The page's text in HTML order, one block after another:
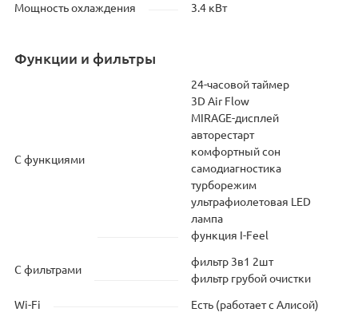
Мощность охлаждения 3.4 кВт
Функции и фильтры
С функциями
24-часовой таймер
3D Air Flow
MIRAGE-дисплей
авторестарт
комфортный сон
самодиагностика
турборежим
ультрафиолетовая LED
лампа
функция I-Feel
С фильтрами
фильтр 3в1 2шт
фильтр грубой очистки
Wi-Fi Есть (работает с Алисой)